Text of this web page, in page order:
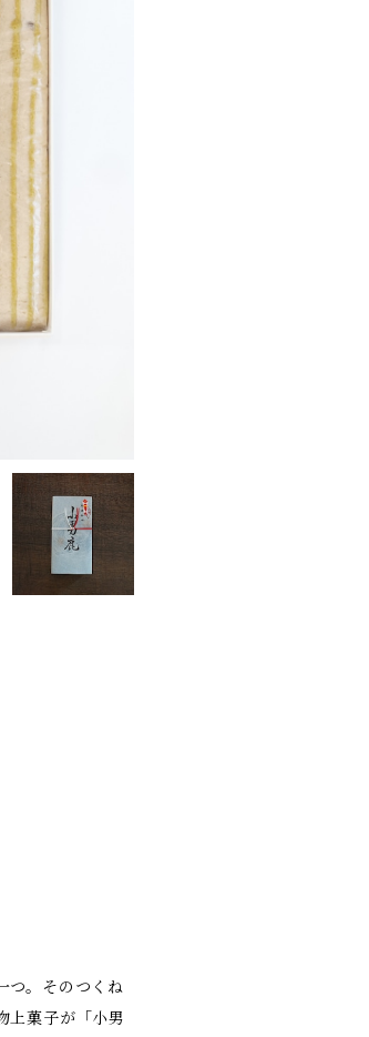
つ。そのつくね
上菓子が「小男